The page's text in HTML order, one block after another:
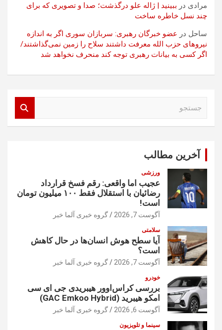
مرادی در ببینید | ژاله علو درگذشت؛ صدا و تصویری که برای
چند نسل خاطره ساخت
ساحل در عضو خبرگان رهبری: سربازان سوری اگر به اندازه
نیروهای حزب الله معرفت داشتند سلاح را زمین نمی‌گذاشتند/
اگر کسی به بیانات رهبری توجه کند منحرف نخواهد شد
آخرین مطالب
ورزشی
عجیب اما واقعی: رقم فسخ قرارداد
رضائیان با استقلال فقط ۱۰۰ میلیون تومان
است!
آگوست 7, 2026 گروه خبری آلما خبر
سلامتی
آیا سطح هوش انسان‌ها در حال کاهش
است؟
آگوست 7, 2026 گروه خبری آلما خبر
خودرو
بررسی کراس‌اوور هیبریدی جی ای سی
امکو هیبرید (GAC Emkoo Hybrid)
آگوست 6, 2026 گروه خبری آلما خبر
سینما و تلویزیون